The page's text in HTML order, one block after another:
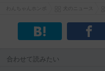
合わせて読みたい